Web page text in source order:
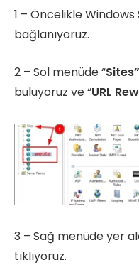
1 – Öncelikle
bağlanıyoruz.
2 – Sol menüde “Sites”
buluyoruz ve “URL
3 – Sağ menüde yer
tıklıyoruz.